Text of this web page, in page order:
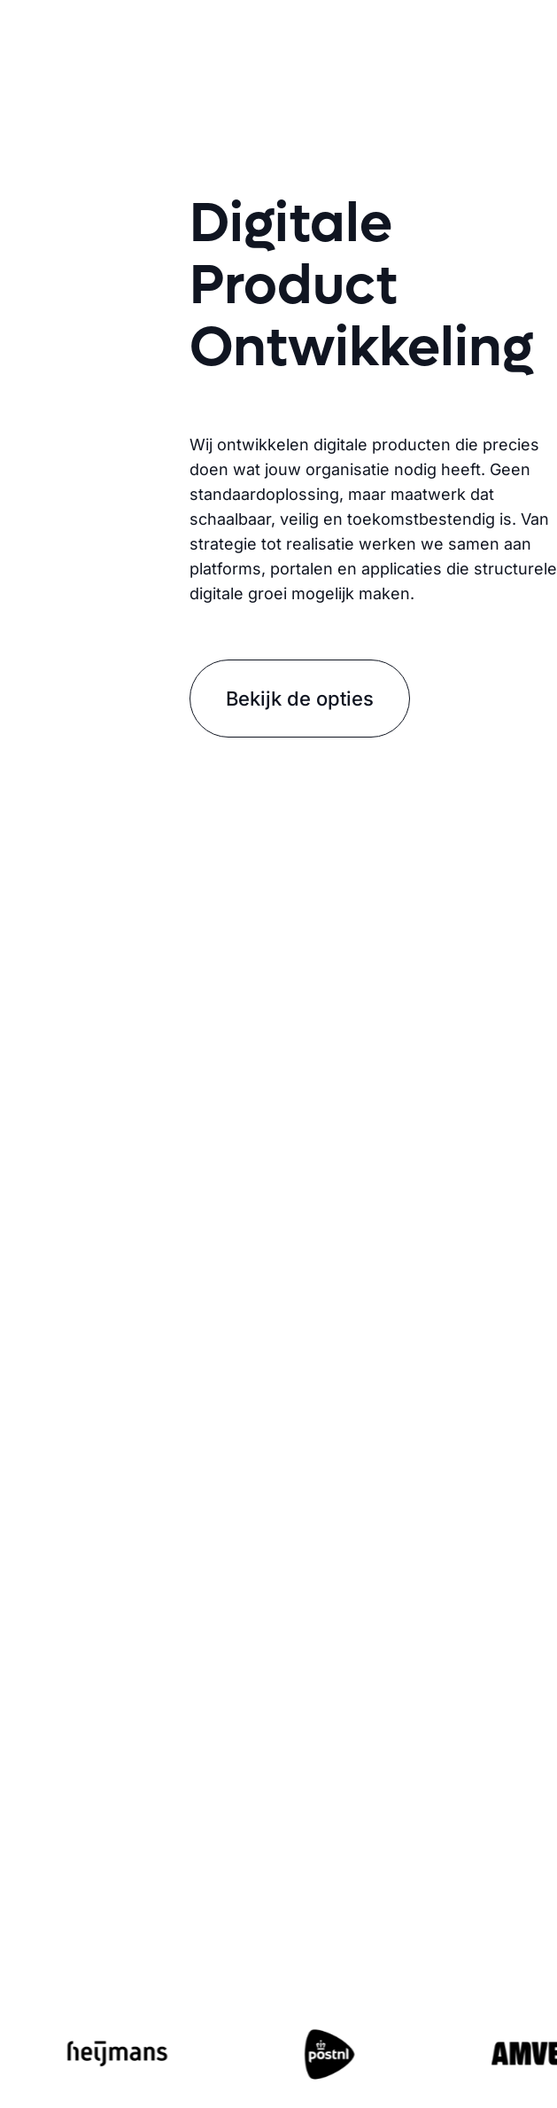
Digitale
Product
Ontwikkeling
Wij ontwikkelen digitale producten die precies
doen wat jouw organisatie nodig heeft. Geen
standaardoplossing, maar maatwerk dat
schaalbaar, veilig en toekomstbestendig is. Van
strategie tot realisatie werken we samen aan
platforms, portalen en applicaties die structurele
digitale groei mogelijk maken.
Bekijk de opties